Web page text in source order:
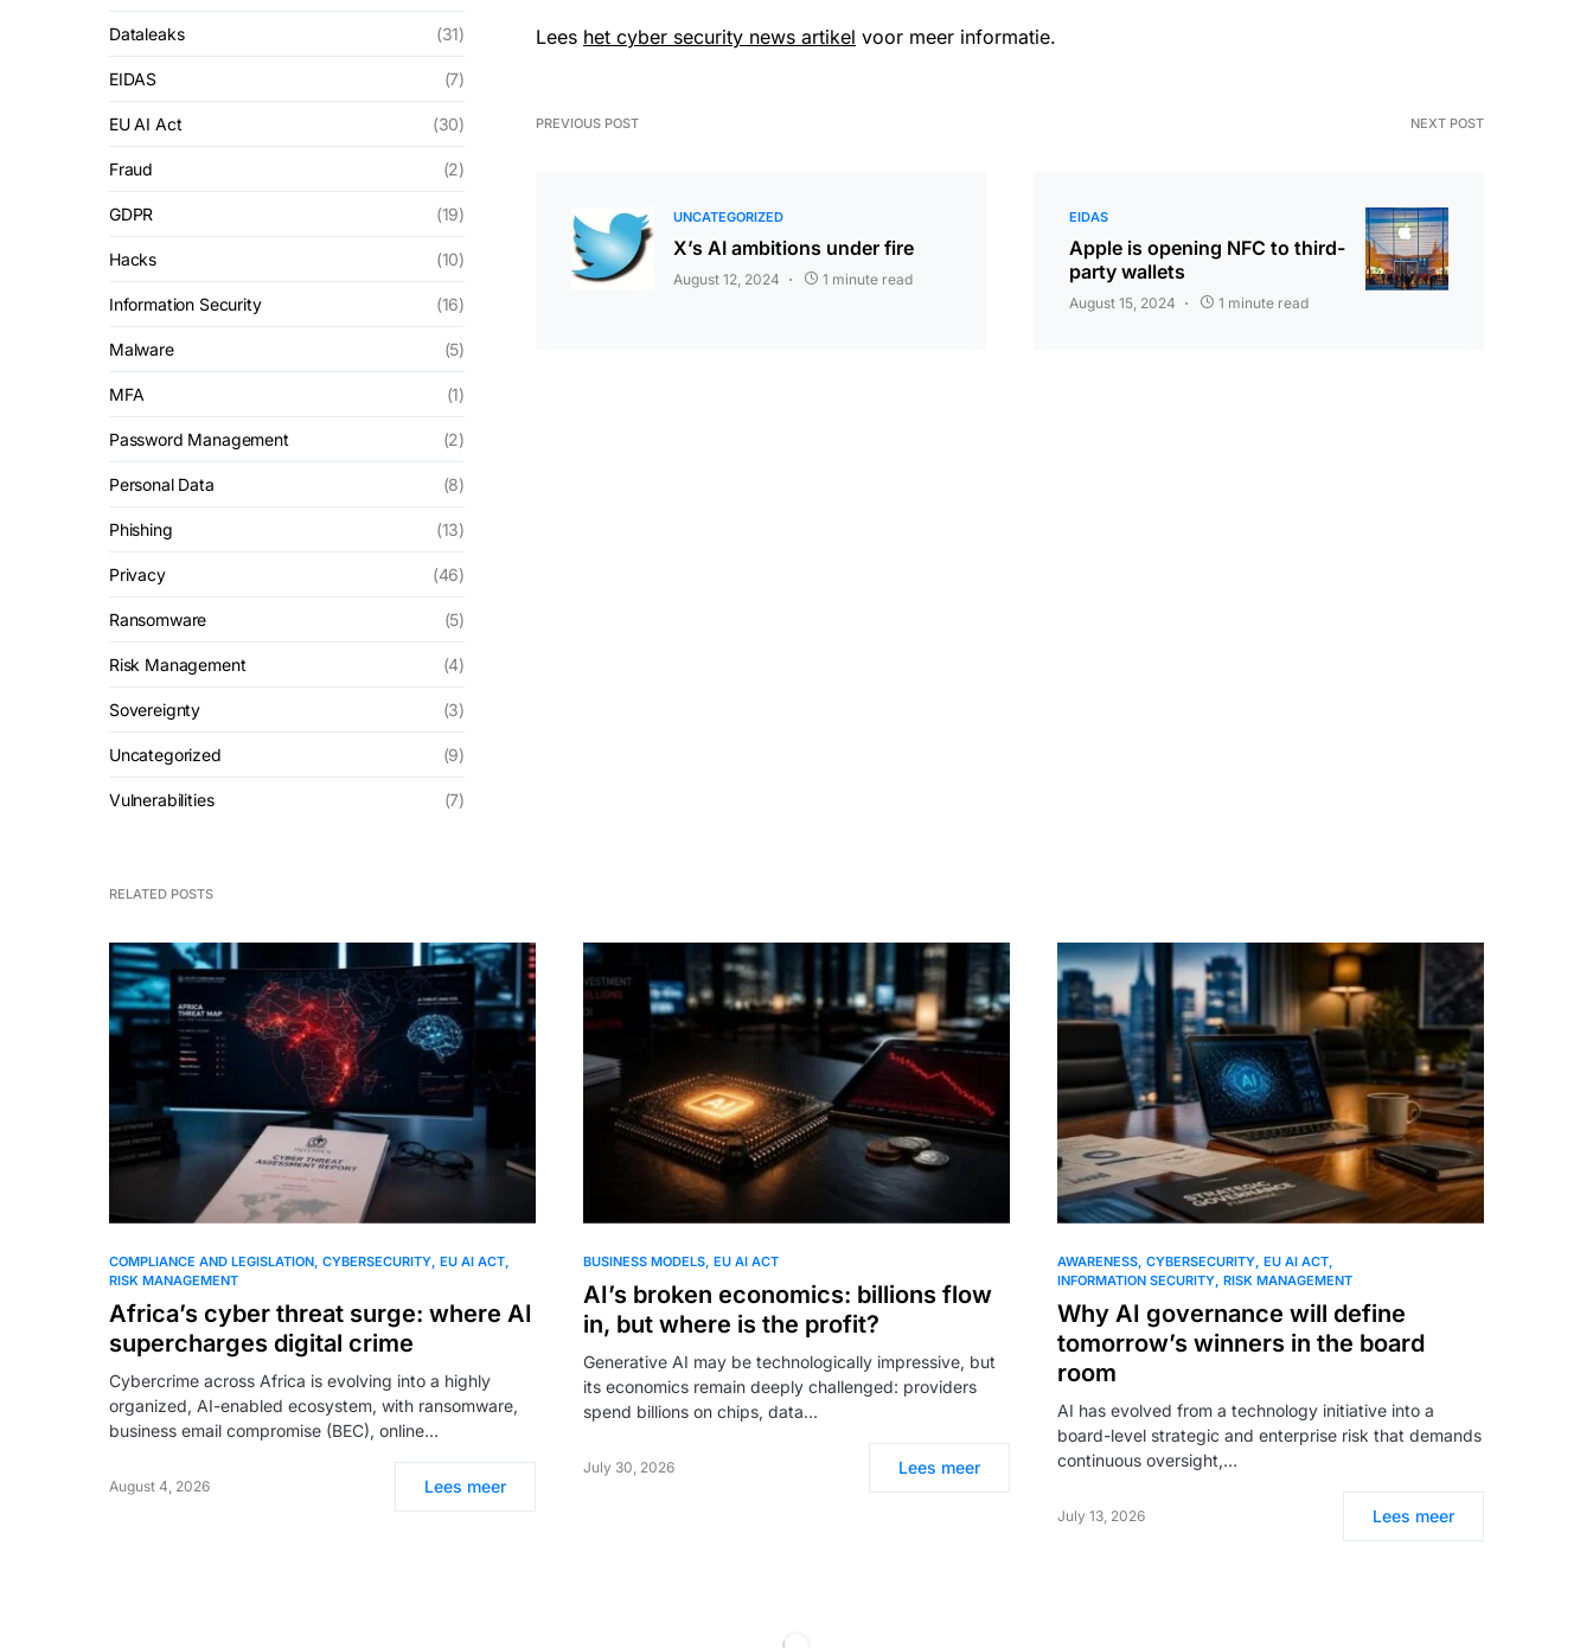
Lees het cyber security news artikel voor meer informatie.
PREVIOUS POST
UNCATEGORIZED
X’s AI ambitions under fire
August 12, 2024 1 minute read
NEXT POST
EIDAS
Apple is opening NFC to third-
party wallets
August 15, 2024 1 minute read
Dataleaks (31)
EIDAS (7)
EU AI Act (30)
Fraud (2)
GDPR (19)
Hacks (10)
Information Security (16)
Malware (5)
MFA (1)
Password Management (2)
Personal Data (8)
Phishing (13)
Privacy (46)
Ransomware (5)
Risk Management (4)
Sovereignty (3)
Uncategorized (9)
Vulnerabilities (7)
RELATED POSTS
COMPLIANCE AND LEGISLATION CYBERSECURITY EU AI ACT
RISK MANAGEMENT
Africa’s cyber threat surge: where AI
supercharges digital crime
Cybercrime across Africa is evolving into a highly
organized, AI-enabled ecosystem, with ransomware,
business email compromise (BEC), online…
August 4, 2026 Lees meer
BUSINESS MODELS EU AI ACT
AI’s broken economics: billions flow
in, but where is the profit?
Generative AI may be technologically impressive, but
its economics remain deeply challenged: providers
spend billions on chips, data…
July 30, 2026 Lees meer
AWARENESS CYBERSECURITY EU AI ACT
INFORMATION SECURITY RISK MANAGEMENT
Why AI governance will define
tomorrow’s winners in the board
room
AI has evolved from a technology initiative into a
board-level strategic and enterprise risk that demands
continuous oversight,…
July 13, 2026 Lees meer